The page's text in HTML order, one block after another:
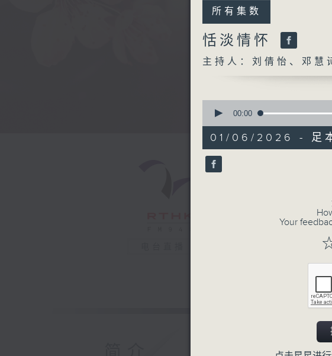
所有集数
所有集数
恬淡情怀
主持人：刘倩怡、邓慧
seconds
49
minutes,
55
seconds
90%
00:00
01/06/2026 - 足
Your